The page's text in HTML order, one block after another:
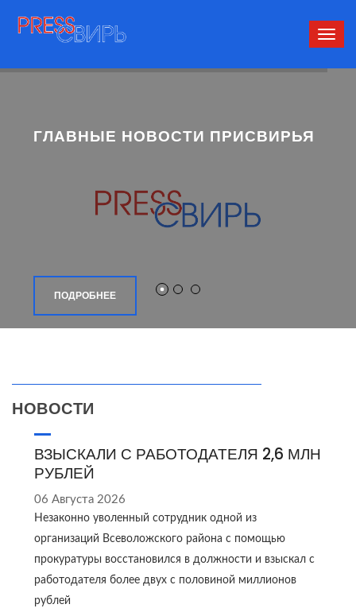
ГЛАВНЫЕ НОВОСТИ ПРИСВИРЬЯ
ПОДРОБНЕЕ
НОВОСТИ
ВЗЫСКАЛИ С РАБОТОДАТЕЛЯ 2,6 МЛН
РУБЛЕЙ
06 Августа 2026
Незаконно уволенный сотрудник одной из
организаций Всеволожского района с помощью
прокуратуры восстановился в должности и взыскал с
работодателя более двух с половиной миллионов
рублей